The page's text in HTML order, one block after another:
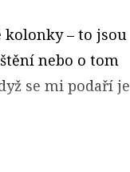
kolonky – to jsou
nebo o tom
se mi podaří je